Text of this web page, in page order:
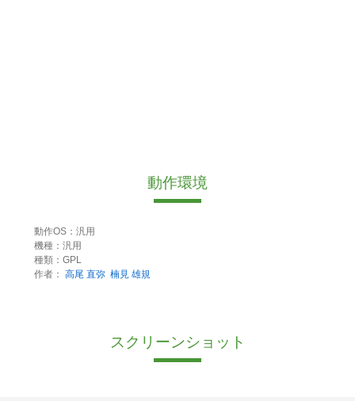
動作環境
動作OS：汎用
機種：汎用
種類：GPL
作者： 高尾 直弥 楠見 雄規
スクリーンショット